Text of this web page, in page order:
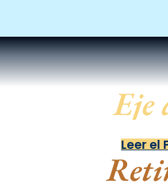
Eje
Leer el